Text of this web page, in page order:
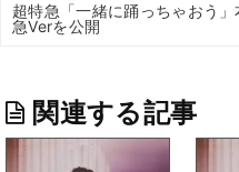
超特急「一緒に踊っちゃおう
急Verを公開
関連する記事